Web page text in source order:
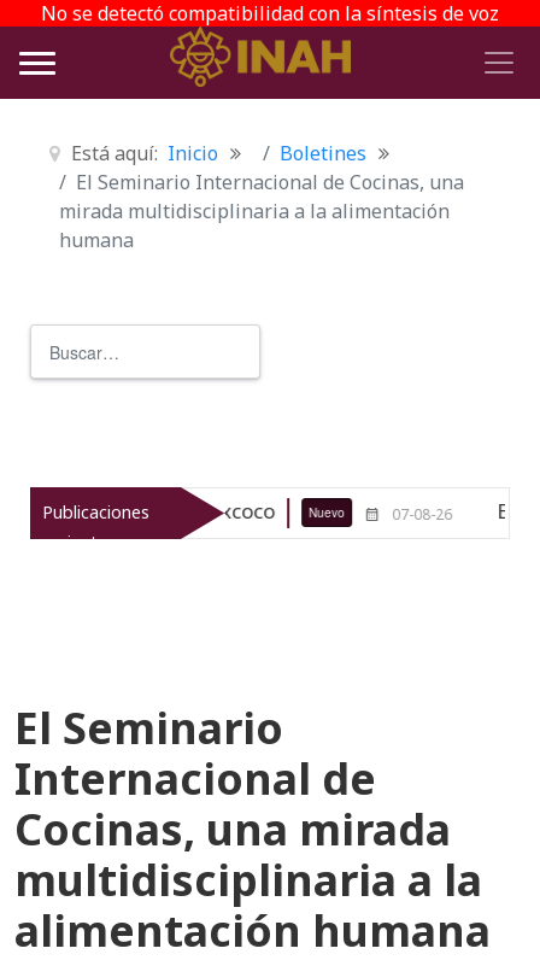
No se detectó compatibilidad con la síntesis de voz
Está aquí: Inicio
Boletines
El Seminario Internacional de Cocinas, una
mirada multidisciplinaria a la alimentación
humana
Publicaciones
recientes
de Texcoco Nuevo 07-08-26 El viaje del
El Seminario
Internacional de
Cocinas, una mirada
multidisciplinaria a la
alimentación humana